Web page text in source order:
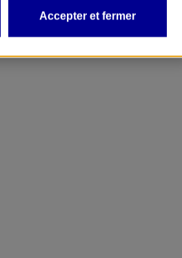
Accepter et fermer